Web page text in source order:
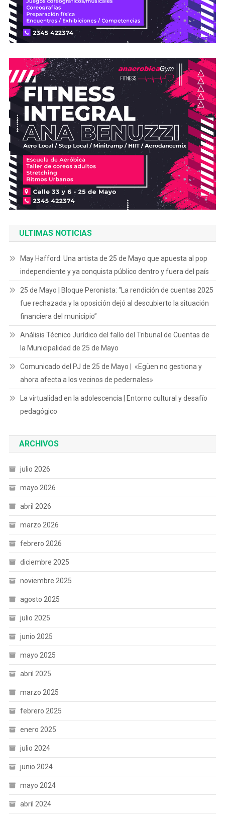
ULTIMAS NOTICIAS
May Hafford: Una artista de 25 de Mayo que apuesta al pop
independiente y ya conquista público dentro y fuera del país
25 de Mayo | Bloque Peronista: “La rendición de cuentas 2025
fue rechazada y la oposición dejó al descubierto la situación
financiera del municipio”
Análisis Técnico Jurídico del fallo del Tribunal de Cuentas de
la Municipalidad de 25 de Mayo
Comunicado del PJ de 25 de Mayo | «Egüen no gestiona y
ahora afecta a los vecinos de pedernales»
La virtualidad en la adolescencia | Entorno cultural y desafío
pedagógico
ARCHIVOS
julio 2026
mayo 2026
abril 2026
marzo 2026
febrero 2026
diciembre 2025
noviembre 2025
agosto 2025
julio 2025
junio 2025
mayo 2025
abril 2025
marzo 2025
febrero 2025
enero 2025
julio 2024
junio 2024
mayo 2024
abril 2024